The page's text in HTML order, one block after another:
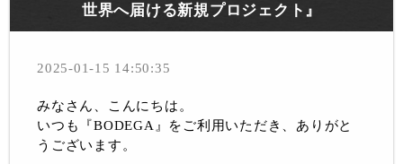
世界へ届ける新規プロジェクト』
2025-01-15 14:50:35
みなさん、こんにちは。
いつも『BODEGA』をご利用いただき、ありがと
うございます。